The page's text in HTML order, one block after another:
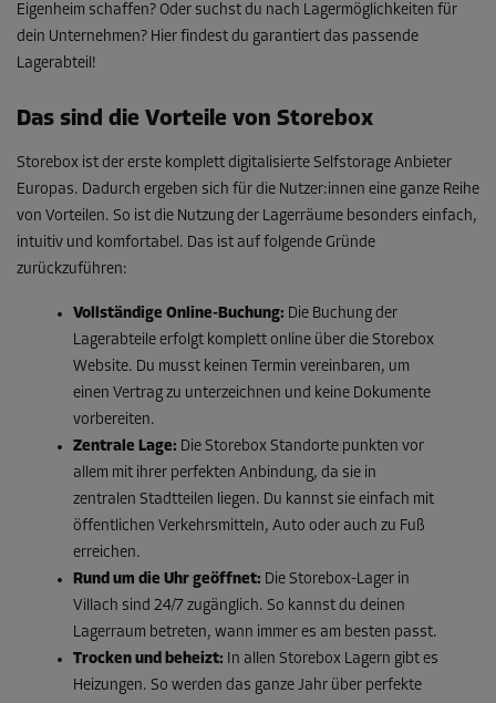
Eigenheim schaffen? Oder suchst du nach Lagermöglichkeiten für
dein Unternehmen? Hier findest du garantiert das passende
Lagerabteil!
Das sind die Vorteile von Storebox
Storebox ist der erste komplett digitalisierte Selfstorage Anbieter
Europas. Dadurch ergeben sich für die Nutzer:innen eine ganze Reihe
von Vorteilen. So ist die Nutzung der Lagerräume besonders einfach,
intuitiv und komfortabel. Das ist auf folgende Gründe
zurückzuführen:
Vollständige Online-Buchung: Die Buchung der
Lagerabteile erfolgt komplett online über die Storebox
Website. Du musst keinen Termin vereinbaren, um
einen Vertrag zu unterzeichnen und keine Dokumente
vorbereiten.
Zentrale Lage: Die Storebox Standorte punkten vor
allem mit ihrer perfekten Anbindung, da sie in
zentralen Stadtteilen liegen. Du kannst sie einfach mit
öffentlichen Verkehrsmitteln, Auto oder auch zu Fuß
erreichen.
Rund um die Uhr geöffnet: Die Storebox-Lager in
Villach sind 24/7 zugänglich. So kannst du deinen
Lagerraum betreten, wann immer es am besten passt.
Trocken und beheizt: In allen Storebox Lagern gibt es
Heizungen. So werden das ganze Jahr über perfekte